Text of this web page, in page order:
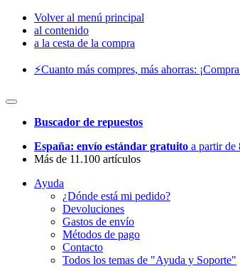
Volver al menú principal
al contenido
a la cesta de la compra
⚡️Cuanto más compres, más ahorras:
Buscador de repuestos
España: envío estándar gratuito a partir de
Más de 11.100 artículos
Ayuda
¿Dónde está mi pedido?
Devoluciones
Gastos de envío
Métodos de pago
Contacto
Todos los temas de "Ayuda y Soporte"